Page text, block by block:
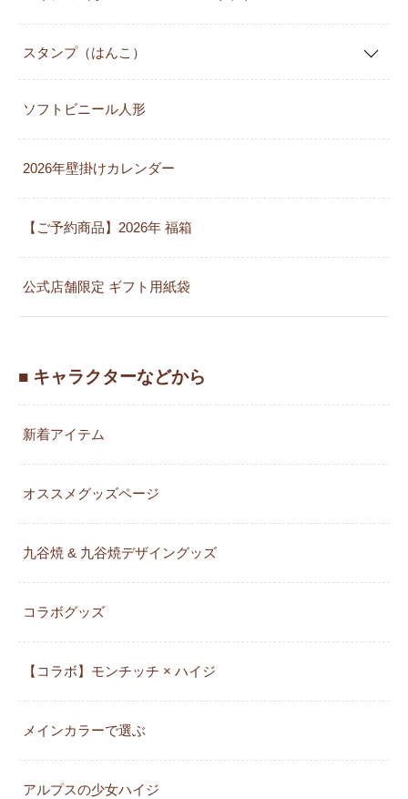
スタンプ（はんこ）
ソフトビニール人形
2026年壁掛けカレンダー
【ご予約商品】2026年 福箱
公式店舗限定 ギフト用紙袋
■ キャラクターなどから
新着アイテム
オススメグッズページ
九谷焼 & 九谷焼デザイングッズ
コラボグッズ
【コラボ】モンチッチ × ハイジ
メインカラーで選ぶ
アルプスの少女ハイジ